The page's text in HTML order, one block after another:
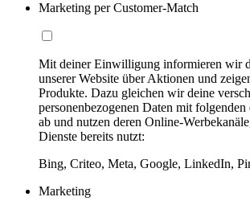
Marketing per Customer-Match
Mit deiner Einwilligung informieren wir
unserer Website über Aktionen und
Produkte. Dazu gleichen wir deine
personenbezogenen Daten mit
ab und nutzen deren Online-
Dienste bereits nutzt:
Bing, Criteo, Meta, Google, LinkedIn,
Marketing